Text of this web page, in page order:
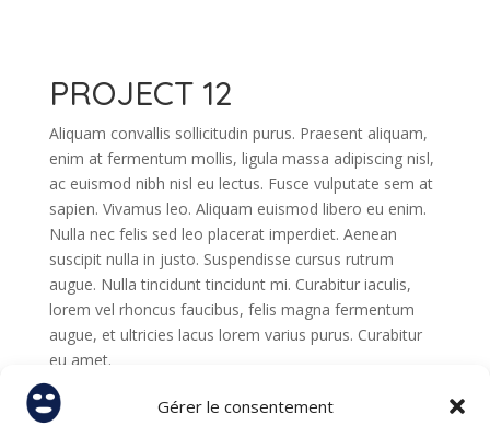
Gérer le consentement
PROJECT 12
Aliquam convallis sollicitudin purus. Praesent aliquam,
enim at fermentum mollis, ligula massa adipiscing nisl,
ac euismod nibh nisl eu lectus. Fusce vulputate sem at
sapien. Vivamus leo. Aliquam euismod libero eu enim.
Nulla nec felis sed leo placerat imperdiet. Aenean
suscipit nulla in justo. Suspendisse cursus rutrum
augue. Nulla tincidunt tincidunt mi. Curabitur iaculis,
lorem vel rhoncus faucibus, felis magna fermentum
augue, et ultricies lacus lorem varius purus. Curabitur
eu amet.
CLIENT